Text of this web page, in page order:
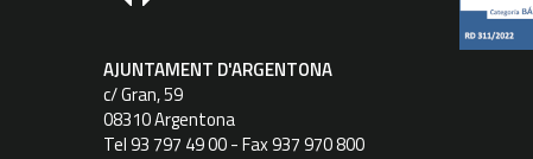
AJUNTAMENT D'ARGENTONA
c/ Gran, 59
08310 Argentona
Tel 93 797 49 00 - Fax 937 970 800